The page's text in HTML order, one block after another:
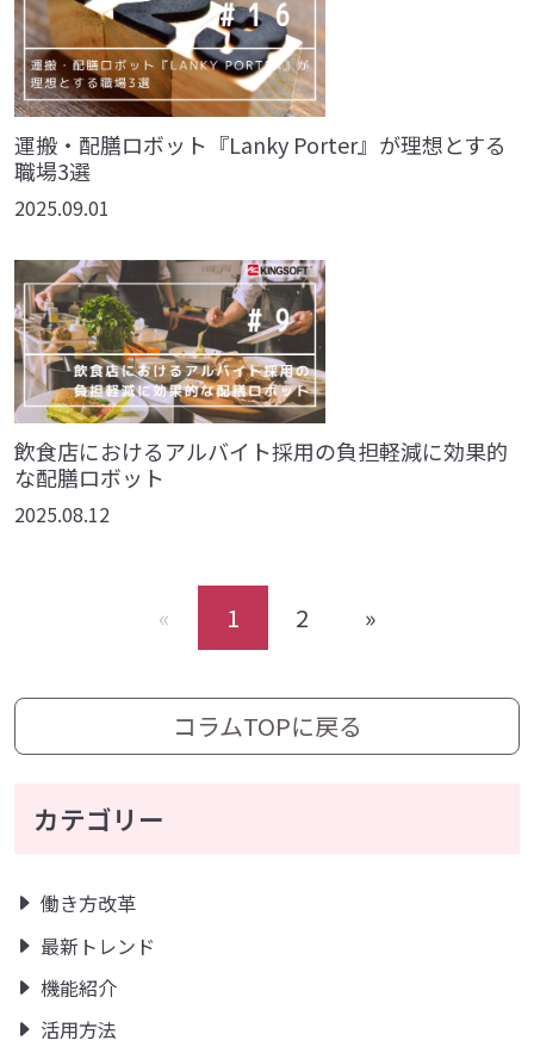
運搬・配膳ロボット『Lanky Porter』が理想とする
職場3選
2025.09.01
飲食店におけるアルバイト採用の負担軽減に効果的
な配膳ロボット
2025.08.12
« 1 2 »
コラムTOPに戻る
カテゴリー
働き方改革
最新トレンド
機能紹介
活用方法